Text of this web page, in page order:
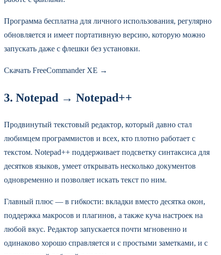
Программа бесплатна для личного использования, регулярно
обновляется и имеет портативную версию, которую можно
запускать даже с флешки без установки.
Скачать FreeCommander XE →
3. Notepad → Notepad++
Продвинутый текстовый редактор, который давно стал
любимцем программистов и всех, кто плотно работает с
текстом. Notepad++ поддерживает подсветку синтаксиса для
десятков языков, умеет открывать несколько документов
одновременно и позволяет искать текст по ним.
Главный плюс — в гибкости: вкладки вместо десятка окон,
поддержка макросов и плагинов, а также куча настроек на
любой вкус. Редактор запускается почти мгновенно и
одинаково хорошо справляется и с простыми заметками, и с